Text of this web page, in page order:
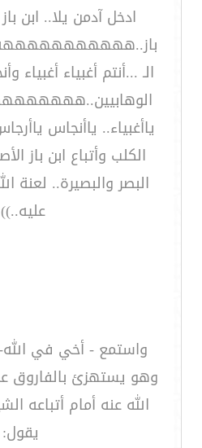
ادخل آدمن يلا.. ابن
الـ ...أنتم أغبياء
ياأغبياء.. ياأنجاس
الكلب وأتباع ابن باز
البصر والبصيرة.. لعنة
واستمع - أخي في
وهو يستهزئ بالفاروق
الله عنه أمام أتباعه
يقول: